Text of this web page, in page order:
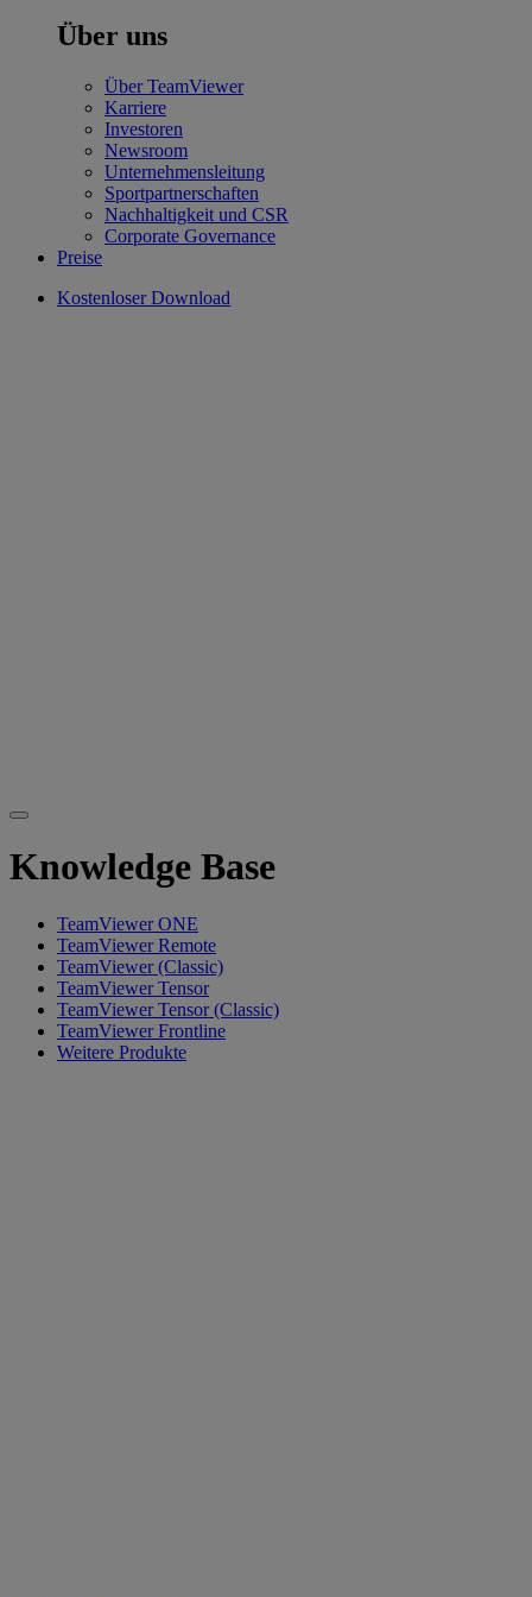
Über uns
Über TeamViewer
Karriere
Investoren
Newsroom
Unternehmensleitung
Sportpartnerschaften
Nachhaltigkeit und CSR
Corporate Governance
Preise
Kostenloser Download
Knowledge Base
TeamViewer ONE
TeamViewer Remote
TeamViewer (Classic)
TeamViewer Tensor
TeamViewer Tensor (Classic)
TeamViewer Frontline
Weitere Produkte